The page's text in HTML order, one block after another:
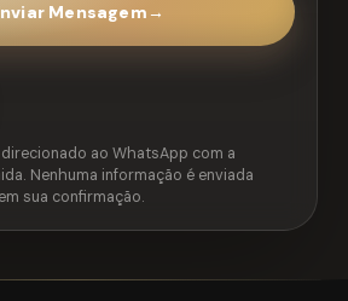
Mensagem →
ao WhatsApp com a
Nenhuma informação é enviada
sua confirmação.